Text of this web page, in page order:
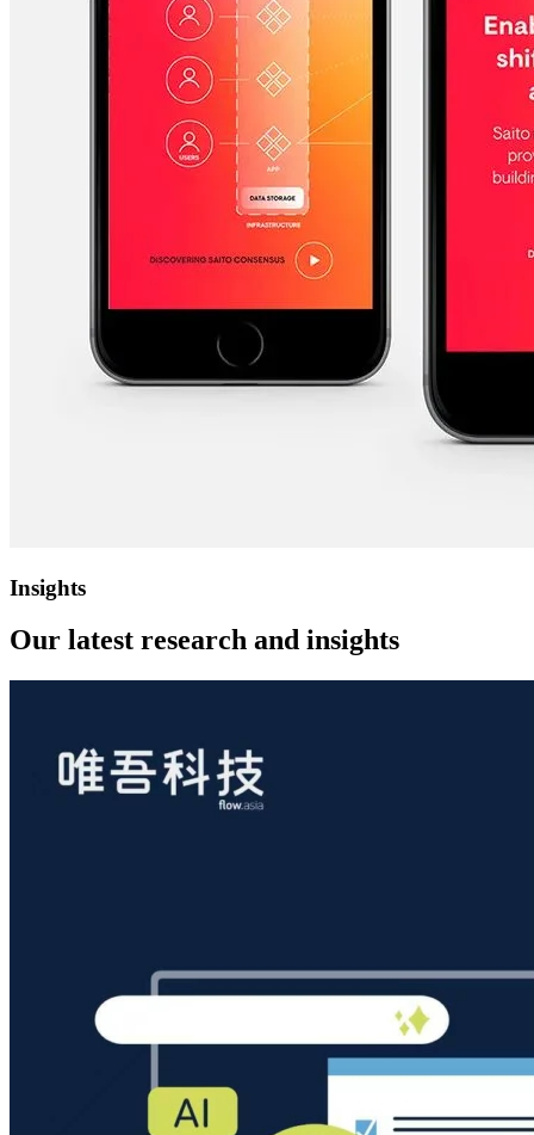
Insights
Our latest research and insights